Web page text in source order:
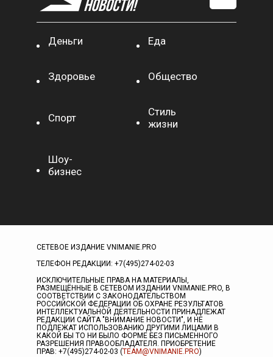
Деньги Еда
Здоровье Общество
Спорт
Стиль
жизни
Шоу-
бизнес
СЕТЕВОЕ ИЗДАНИЕ VNIMANIE.PRO
ТЕЛЕФОН РЕДАКЦИИ: +7(495)274-02-03
ИСКЛЮЧИТЕЛЬНЫЕ ПРАВА НА МАТЕРИАЛЫ,
РАЗМЕЩЁННЫЕ В СЕТЕВОМ ИЗДАНИИ VNIMANIE.PRO, В
СООТВЕТСТВИИ С ЗАКОНОДАТЕЛЬСТВОМ
РОССИЙСКОЙ ФЕДЕРАЦИИ ОБ ОХРАНЕ РЕЗУЛЬТАТОВ
ИНТЕЛЛЕКТУАЛЬНОЙ ДЕЯТЕЛЬНОСТИ ПРИНАДЛЕЖАТ
РЕДАКЦИИ САЙТА "ВНИМАНИЕ НОВОСТИ", И НЕ
ПОДЛЕЖАТ ИСПОЛЬЗОВАНИЮ ДРУГИМИ ЛИЦАМИ В
КАКОЙ БЫ ТО НИ БЫЛО ФОРМЕ БЕЗ ПИСЬМЕННОГО
РАЗРЕШЕНИЯ ПРАВООБЛАДАТЕЛЯ. ПРИОБРЕТЕНИЕ
ПРАВ: +7(495)274-02-03 (TEAM@VNIMANIE.PRO)